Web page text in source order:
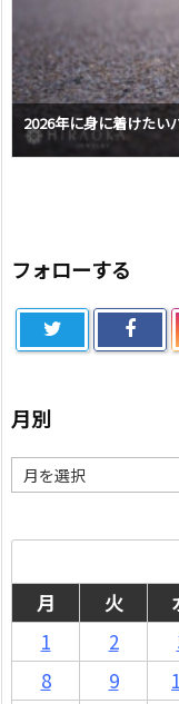
2026年に身に着けたい
フォローする
月別
別
月
火
1
2
8
9